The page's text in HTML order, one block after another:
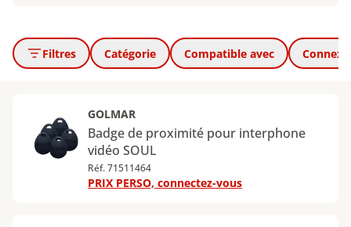
Filtres Catégorie Compatible avec
GOLMAR
Badge de proximité pour interphone
vidéo SOUL
Réf. 71511464
PRIX PERSO, connectez-vous